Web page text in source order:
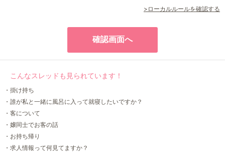
>ローカルルールを確認する
こんなスレッドも見られています！
・掛け持ち
・誰が私と一緒に風呂に入って就寝したいですか？
・客について
・嬢同士でお客の話
・お持ち帰り
・求人情報って何見てますか？